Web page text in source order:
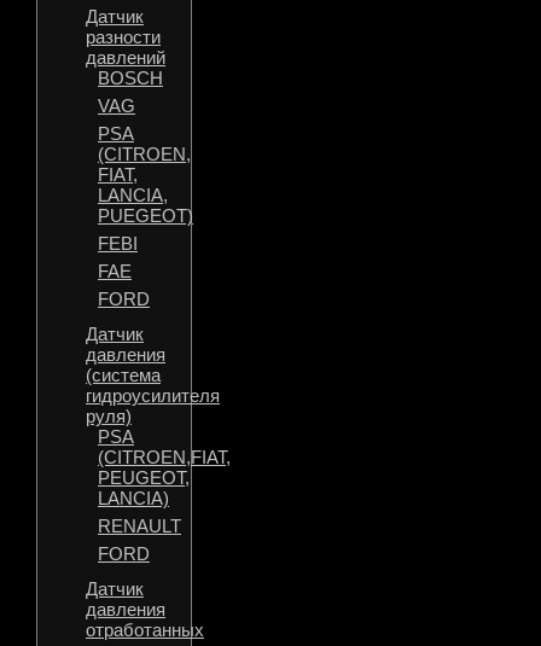
Датчик
разности
давлений
BOSCH
VAG
PSA
(CITROEN,
FIAT,
LANCIA,
PUEGEOT)
FEBI
FAE
FORD
Датчик
давления
(система
гидроусилителя
руля)
PSA
(CITROEN,FIAT,
PEUGEOT,
LANCIA)
RENAULT
FORD
Датчик
давления
отработанных